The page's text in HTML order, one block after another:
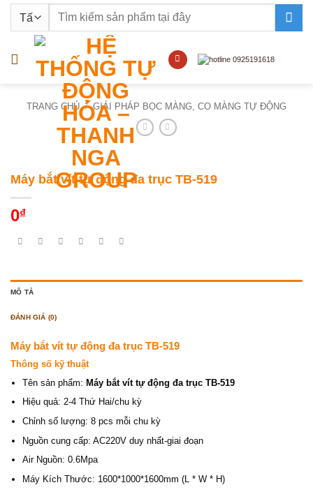
nội
Tìm
TRANG CHỦ / GIẢI PHÁP BỌC MÀNG, CO MÀNG TỰ ĐỘNG
Máy bắt vít tự động đa trục TB-519
0₫
MÔ TẢ
ĐÁNH GIÁ (0)
Máy bắt vít tự động đa trục TB-519
Thông số kỹ thuật
Tên sản phẩm: Máy bắt vít tự động đa trục TB-519
Hiệu quả: 2-4 Thứ Hai/chu kỳ
Chỉnh số lượng: 8 pcs mỗi chu kỳ
Nguồn cung cấp: AC220V duy nhất-giai đoạn
Air Nguồn: 0.6Mpa
Máy Kích Thước: 1600*1000*1600mm (L * W * H)